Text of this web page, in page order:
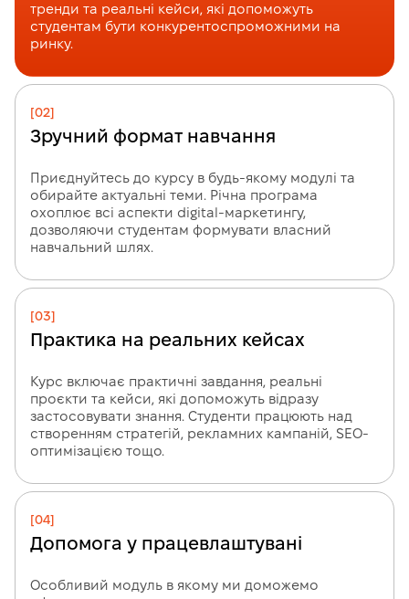
тренди та реальні кейси, які допоможуть
студентам бути конкурентоспроможними на
ринку.
[02]
Зручний формат навчання
Приєднуйтесь до курсу в будь-якому модулі та
обирайте актуальні теми. Річна програма
охоплює всі аспекти digital-маркетингу,
дозволяючи студентам формувати власний
навчальний шлях.
[03]
Практика на реальних кейсах
Курс включає практичні завдання, реальні
проєкти та кейси, які допоможуть відразу
застосовувати знання. Студенти працюють над
створенням стратегій, рекламних кампаній, SEO-
оптимізацією тощо.
[04]
Допомога у працевлаштувані
Особливий модуль в якому ми доможемо